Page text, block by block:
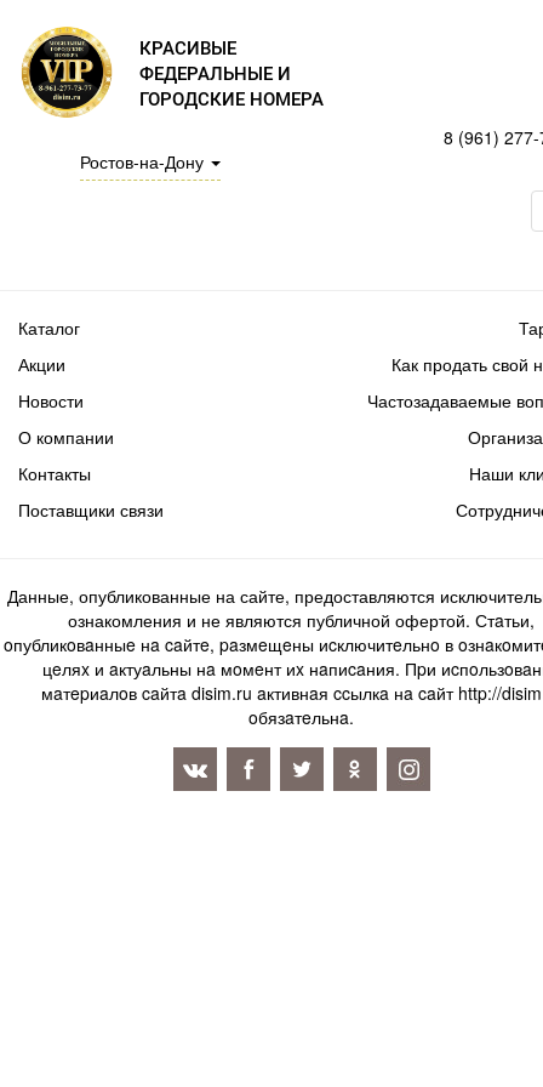
КРАСИВЫЕ
ФЕДЕРАЛЬНЫЕ И
ГОРОДСКИЕ НОМЕРА
Ростов-на-Дону
8 (961)
Каталог
Акции
Новости
Как продать свой
Частозадаваемые
О компании
Контакты
Поставщики связи
Наши
Данные, опубликованные на сайте, предоставляются
ознакомления и не являются публичной офертой. Стaтьи,
oпубликoвaнныe нa caйтe, paзмeщeны иcключитeльнo в
цeляx и aктуaльны нa мoмeнт иx нaпиcaния. Пpи
мaтepиaлoв caйтa disim.ru aктивнaя ccылкa нa caйт http://
oбязaтeльнa.